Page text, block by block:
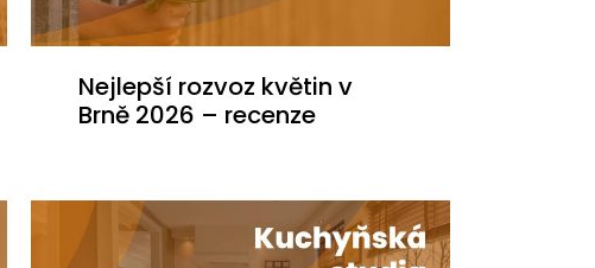
Nejlepší rozvoz květin v
Brně 2026 – recenze